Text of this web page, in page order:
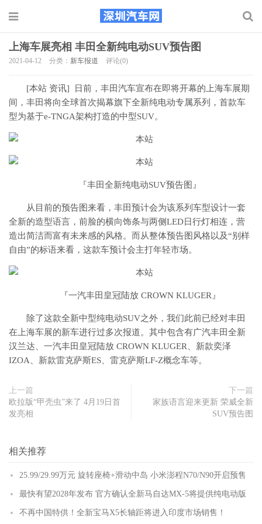
上海车展亮相 丰田全新纯电动SUV预告图
2021-04-12 分类： 新车报道 评论(0)
[本站 资讯] 日前，丰田汽车宣布在即将开幕的上海车展期
间，丰田将向全球首次揭幕旗下全新纯电动专属系列，首款车
型为基于e-TNGA架构打造的中型SUV。
『丰田全新纯电动SUV预告图』
从目前的预告图来看，丰田预计会为该系列车型设计一套
全新的造型语言，前脸的横向饰条与两侧LED日行灯相连，营
造出简洁而富有未来感的风格。而从整体预告图风格以及“别样
自由”的标语来看，这款车预计会主打年轻市场。
『一汽丰田皇冠陆放 CROWN KLUGER 』
除了这款全新中型纯电动SUV之外，我们此前已经对丰田
在上海车展的新车进行过多次报道。其中包含有广汽丰田全新
汉兰达、一汽丰田皇冠陆放 CROWN KLUGER、新款奕泽
IZOA、新款雷克萨斯ES、雷克萨斯LF-Z概念车等。
上一篇
欧拉版“甲壳虫”来了 4月19日首
发亮相
下一篇
家族语言迎来更新 荣威全新
SUV预告图
相关推荐
25.99/29.99万元 旋转座椅+滑动中岛 小米澎程N70/N90开启预售
最快有望2028年发布 官方确认全新马自达MX-5将提供纯电动版
不再中国特供！全新宝马X5长轴距将进入印度市场销售！